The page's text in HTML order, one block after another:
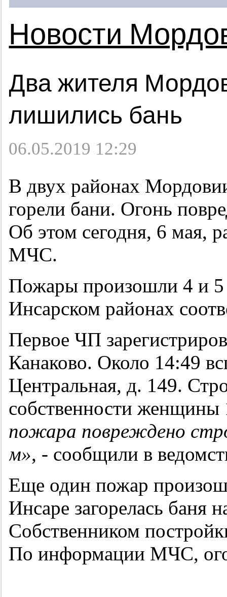
Новости
Два жителя
лишились бань
06.05.2019 12:29
В двух районах
горели бани. Огонь
Об этом сегодня, 6 мая,
МЧС.
Пожары произошли 4 и 5
Инсарском районах
Первое ЧП
Канаково. Около 14:49
Центральная, д. 149.
собственности женщины
пожара повреждено
м», - сообщили в
Еще один пожар
Инсаре загорелась баня
Собственником
По информации МЧС,